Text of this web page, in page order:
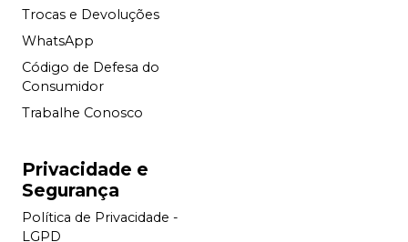
Trocas e Devoluções
WhatsApp
Código de Defesa do
Consumidor
Trabalhe Conosco
Privacidade e
Segurança
Política de Privacidade -
LGPD